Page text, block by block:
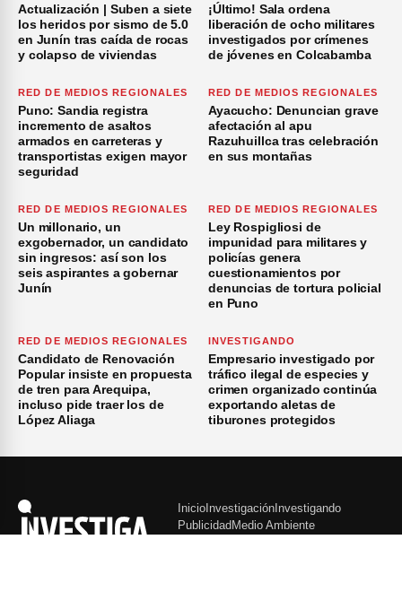
Actualización | Suben a siete
los heridos por sismo de 5.0
en Junín tras caída de rocas
y colapso de viviendas
¡Último! Sala ordena
liberación de ocho militares
investigados por crímenes
de jóvenes en Colcabamba
RED DE MEDIOS REGIONALES
Puno: Sandia registra
incremento de asaltos
armados en carreteras y
transportistas exigen mayor
seguridad
RED DE MEDIOS REGIONALES
Ayacucho: Denuncian grave
afectación al apu
Razuhuillca tras celebración
en sus montañas
RED DE MEDIOS REGIONALES
Un millonario, un
exgobernador, un candidato
sin ingresos: así son los
seis aspirantes a gobernar
Junín
RED DE MEDIOS REGIONALES
Ley Rospigliosi de
impunidad para militares y
policías genera
cuestionamientos por
denuncias de tortura policial
en Puno
RED DE MEDIOS REGIONALES
Candidato de Renovación
Popular insiste en propuesta
de tren para Arequipa,
incluso pide traer los de
López Aliaga
INVESTIGANDO
Empresario investigado por
tráfico ilegal de especies y
crimen organizado continúa
exportando aletas de
tiburones protegidos
Inicio Investigación Investigando
Publicidad Medio Ambiente